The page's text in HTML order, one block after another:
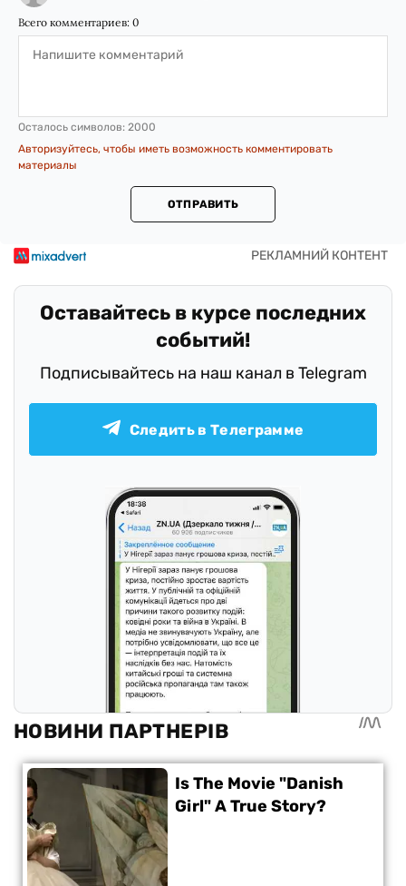
Всего комментариев: 0
Осталось символов: 2000
Авторизуйтесь, чтобы иметь возможность комментировать
материалы
ОТПРАВИТЬ
Оставайтесь в курсе последних
событий!
Подписывайтесь на наш канал в Telegram
Следить в Телеграмме